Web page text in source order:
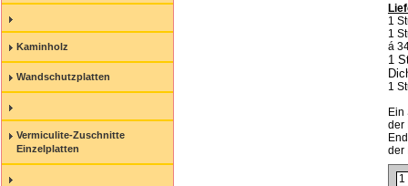
Kaminholz
Wandschutzplatten
Vermiculite-Zuschnitte
Einzelplatten
1
1
á
1
1
Ein
der
der